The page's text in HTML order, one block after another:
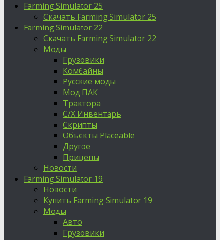
Farming Simulator 25
Скачать Farming Simulator 25
Farming Simulator 22
Скачать Farming Simulator 22
Моды
Грузовики
Комбайны
Русские моды
Мод ПАК
Трактора
С/Х Инвентарь
Скрипты
Объекты Placeable
Другое
Прицепы
Новости
Farming Simulator 19
Новости
Купить Farming Simulator 19
Моды
Авто
Грузовики